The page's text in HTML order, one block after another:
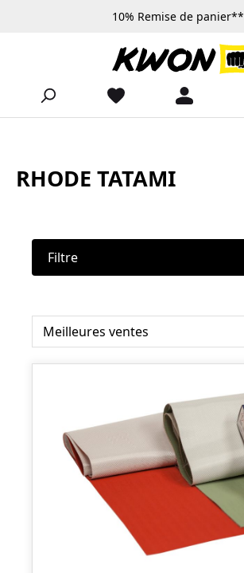
Passer au contenu principal10% Remise de panier**
RHODE TATAMI
Filtre